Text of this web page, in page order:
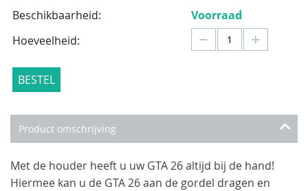
Beschikbaarheid:
Voorraad
Hoeveelheid:
+
−
BESTEL
Product omschrijving
Met de houder heeft u uw GTA 26 altijd bij de hand!
Hiermee kan u de GTA 26 aan de gordel dragen en